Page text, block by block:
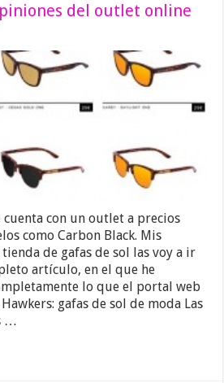
del outlet online
con un outlet a precios
como Carbon Black. Mis
de gafas de sol las voy a ir
artículo, en el que he
lo que el portal web
gafas de sol de moda Las
…